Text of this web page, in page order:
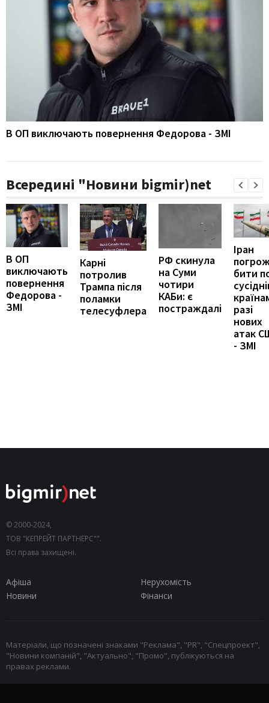
В ОП виключають повернення Федорова - ЗМІ
Всередині "Новини bigmir)net
В ОП
виключають
повернення
Федорова -
ЗМІ
Карні
потролив
Трампа після
поламки
телесуфлера
РФ скинула
на Суми
чотири
КАБи: є
постраждалі
Іран
бити
разі
нових
атак
- ЗМІ
© 2000-2024,
ТОВ "КЕПРЕЙТ ПАРТНЕРС"".
Всі права захищені.
Афіша
Нерухомість
Новини
Фінанси
Матеріали, що позначені знаками "Реклама", "PR", "Спецпроект",
"Новини компаній", "Актуально", "Промо", публікуються на
правах реклами.